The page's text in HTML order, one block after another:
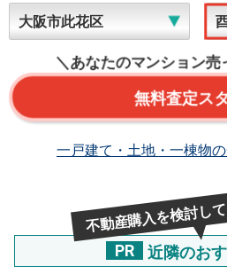
＼あなたのマンション売
無料査定ス
一戸建て・土地・一棟物
不動産購入を検討し
PR 近隣のお